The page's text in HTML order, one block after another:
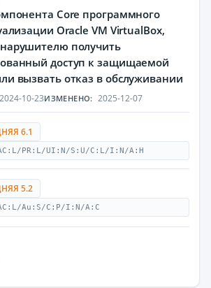
Core программного
Oracle VM VirtualBox,
получить
доступ к защищаемой
вызвать отказ в обслуживании
2024-10-23ИЗМЕНЕНО: 2025-12-07
6.1
PR:L/UI:N/S:U/C:L/I:N/A:H
5.2
Au:S/C:P/I:N/A:C